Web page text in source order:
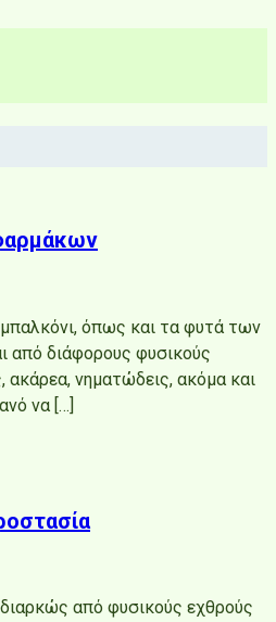
όπως και τα φυτά των
από διάφορους φυσικούς
ακάρεα, νηματώδεις, ακόμα και
να […]
από φυσικούς εχθρούς